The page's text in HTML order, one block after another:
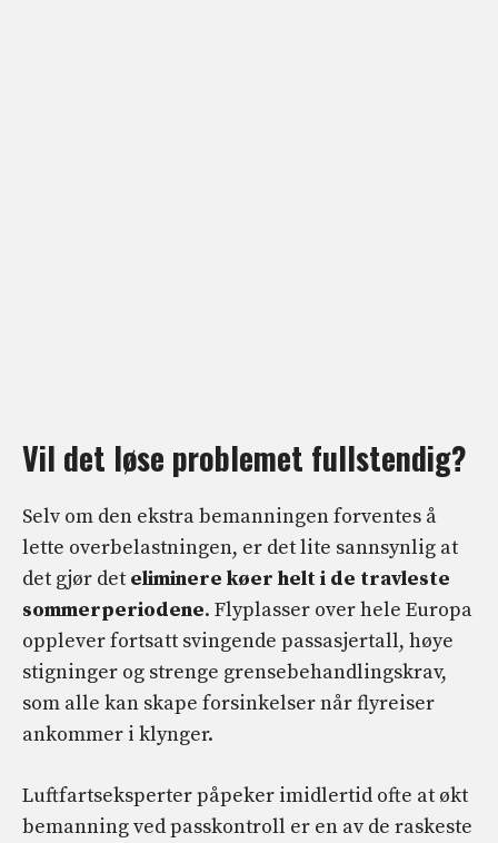
Vil det løse problemet fullstendig?
Selv om den ekstra bemanningen forventes å
lette overbelastningen, er det lite sannsynlig at
det gjør det eliminere køer helt i de travleste
sommerperiodene. Flyplasser over hele Europa
opplever fortsatt svingende passasjertall, høye
stigninger og strenge grensebehandlingskrav,
som alle kan skape forsinkelser når flyreiser
ankommer i klynger.
Luftfartseksperter påpeker imidlertid ofte at økt
bemanning ved passkontroll er en av de raskeste